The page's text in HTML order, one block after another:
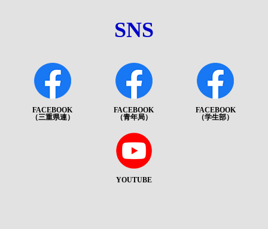
SNS
FACEBOOK
（三重県連）
FACEBOOK
（青年局）
FACEBOOK
（学生部）
YOUTUBE